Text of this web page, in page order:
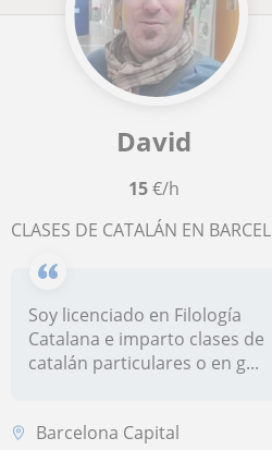
David
15€/h
CLASES DE CATALÁN EN BARCELONA. LICENCIADO
Soy licenciado en Filología
Catalana e imparto clases de
catalán particulares o en g...
Barcelona Capital